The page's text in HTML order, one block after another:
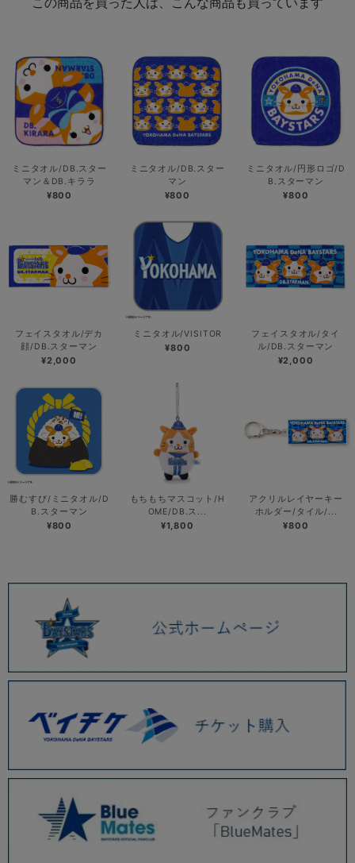
ミニタオル/DB.スター
マン＆DB.キララ
¥800
ミニタオル/DB.スター
マン
¥800
ミニタオル/円形ロゴ/D
B.スターマン
¥800
フェイスタオル/デカ
顔/DB.スターマン
¥2,000
ミニタオル/VISITOR
¥800
フェイスタオル/タイ
ル/DB.スターマン
¥2,000
勝むすび/ミニタオル/D
B.スターマン
¥800
もちもちマスコット/H
OME/DB.ス...
¥1,800
アクリルレイヤーキー
ホルダー/タイル/...
¥800